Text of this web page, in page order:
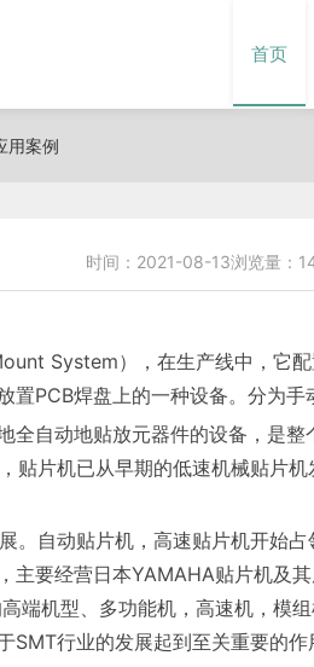
首页
用案例
时间：2021-08-13浏览量：
System），在生产线中，它
PCB焊盘上的一种设备。分为手
自动地贴放元器件的设备，是整
贴片机已从早期的低速机械贴片
。自动贴片机，高速贴片机开始
主要经营日本YAMAHA贴片机及
端机型、多功能机，高速机，模
行业的发展起到至关重要的作